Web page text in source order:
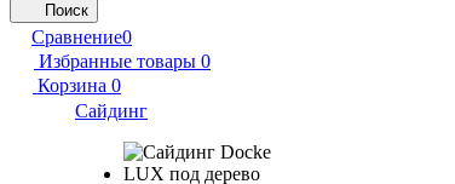
Поиск
Сравнение0
Избранные товары 0
Корзина 0
Сайдинг